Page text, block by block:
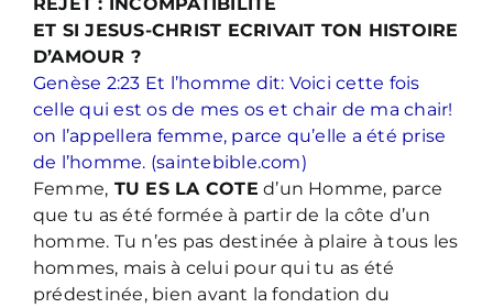
ET SI JESUS-CHRIST ECRIVAIT TON HISTOIRE
D’AMOUR ?
Genèse 2:23 Et l’homme dit: Voici cette fois
celle qui est os de mes os et chair de ma chair!
on l’appellera femme, parce qu’elle a été prise
de l’homme. (saintebible.com)
Femme, TU ES LA COTE d’un Homme, parce
que tu as été formée à partir de la côte d’un
homme. Tu n’es pas destinée à plaire à tous les
hommes, mais à celui pour qui tu as été
prédestinée, bien avant la fondation du